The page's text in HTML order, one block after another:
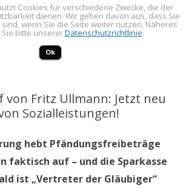
Menü Zum Inhalt springen
von Fritz Ullmann: Jetzt neu
Sozialleistungen!
hebt Pfändungsfreibeträge
faktisch auf – und die Sparkasse
ist „Vertreter der Gläubiger“
Cookies für verschiedene Zwecke, die der
dienen. Wir gehen davon aus, dass Sie
wenn Sie die Seite weiter nutzen. Näheres
bitte unsererDatenschutzrichtlinie.
Ok